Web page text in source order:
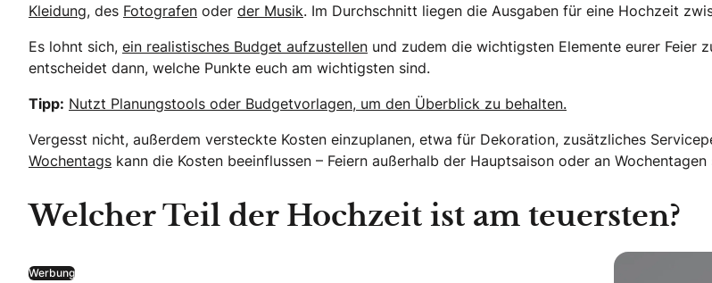
Kleidung, des Fotografen oder der Musik. Im Durchschnitt liegen die Ausgaben für eine Hochzeit
Es lohnt sich, ein realistisches Budget aufzustellen und zudem die wichtigsten Elemente eurer Feier
entscheidet dann, welche Punkte euch am wichtigsten sind.
Tipp: Nutzt Planungstools oder Budgetvorlagen, um den Überblick zu behalten.
Vergesst nicht, außerdem versteckte Kosten einzuplanen, etwa für Dekoration, zusätzliches
Wochentags kann die Kosten beeinflussen – Feiern außerhalb der Hauptsaison oder an
Welcher Teil der Hochzeit ist am teuersten?
Werbung